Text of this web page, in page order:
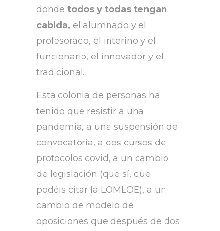
donde todos y todas tengan
cabida, el alumnado y el
profesorado, el interino y el
funcionario, el innovador y el
tradicional.
Esta colonia de personas ha
tenido que resistir a una
pandemia, a una suspensión de
convocatoria, a dos cursos de
protocolos covid, a un cambio
de legislación (que sí, que
podéis citar la LOMLOE), a un
cambio de modelo de
oposiciones que después de dos